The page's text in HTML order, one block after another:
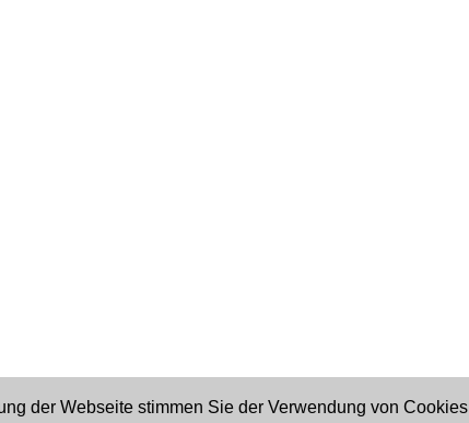
der Webseite stimmen Sie der Verwendung von Cookies